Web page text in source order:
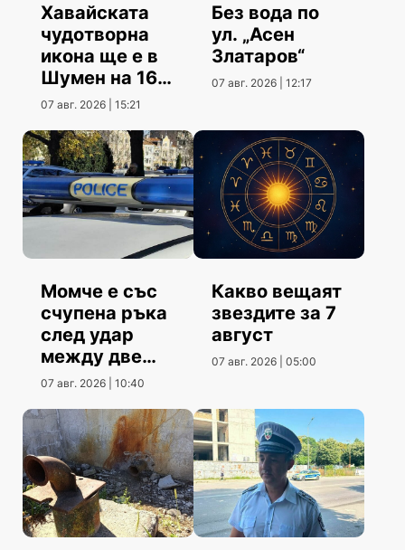
Хавайската
чудотворна
икона ще е в
Шумен на 16
август
07 авг. 2026 | 15:21
Без вода по
ул. „Асен
Златаров“
07 авг. 2026 | 12:17
Момче е със
счупена ръка
след удар
между две
коли
07 авг. 2026 | 10:40
Какво вещаят
звездите за 7
август
07 авг. 2026 | 05:00